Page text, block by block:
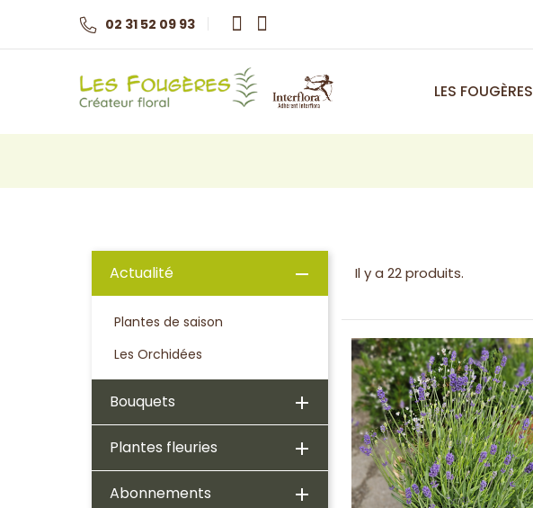
02 31 52 09 93
LES FOUGÈRES
Actualité 
Plantes de saison
Les Orchidées
Bouquets 
Plantes fleuries 
Abonnements 
Il y a 22 produits.